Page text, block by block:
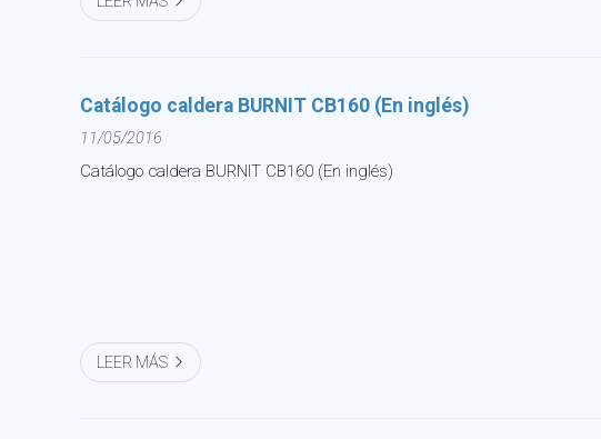
Catálogo caldera BURNIT CB160 (En inglés)
11/05/2016
Catálogo caldera BURNIT CB160 (En inglés)
LEER MÁS